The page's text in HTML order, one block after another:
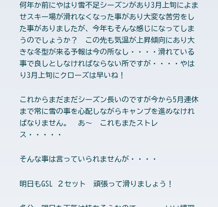
何年か前にやはり雪不足シーズンがあり3月上旬によま
せスキー場が滑れなくなった事があり大変な苦労をし
た事がありましたが、今年もそんな感じになってしま
うのでしょうか？ この先も気温が上昇傾向にあり大
きな冬型が来る予報は今の所なし・・・・滑れている
事で良しとしなければならない所ですが・・・・やは
り3月上旬にクローズは早いね！
これからまだまだシーズン長いのですが今から5月連休
まで常に雪の事を心配しながらキャンプを進めなけれ
ばなりません。 あ〜 これもまたストレ
ス・・・・・
そんな事は言っていられませんが・・・・
明日もGSL ２セット 頑張って滑りましょう！